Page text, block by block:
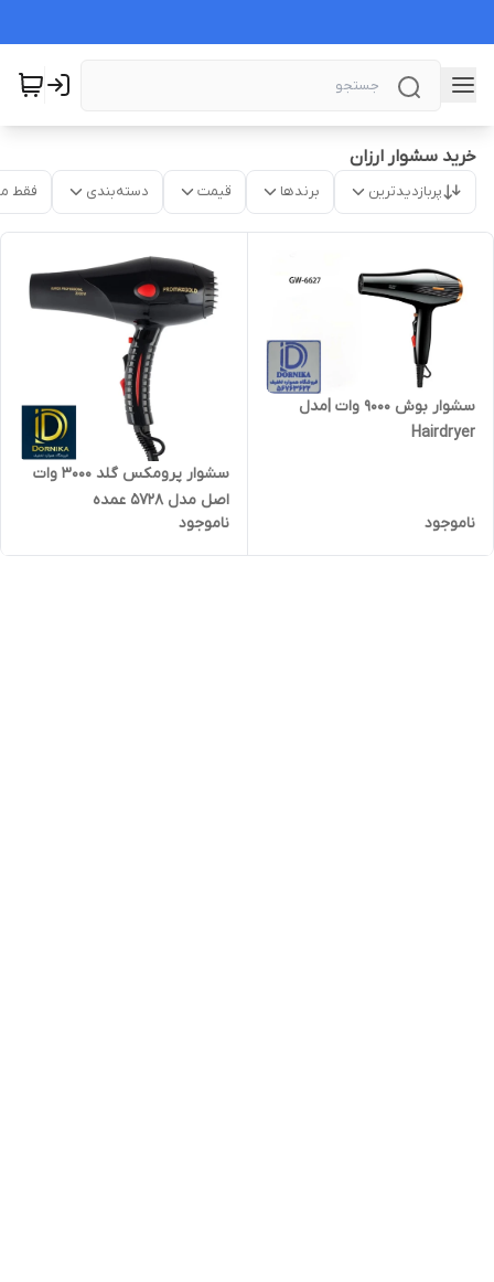
خرید سشوار ارزان
پربازدیدترین برندها قیمت دسته‌بندی فقط
سشوار بوش 9000 وات |مدل
Hairdryer
ناموجود
سشوار پرومکس گلد ۳۰۰۰ وات
اصل مدل 5728 عمده
ناموجود